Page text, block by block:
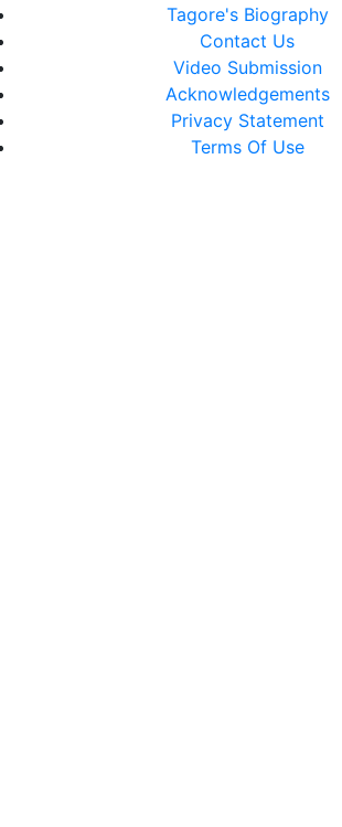
Tagore's Biography
Contact Us
Video Submission
Acknowledgements
Privacy Statement
Terms Of Use